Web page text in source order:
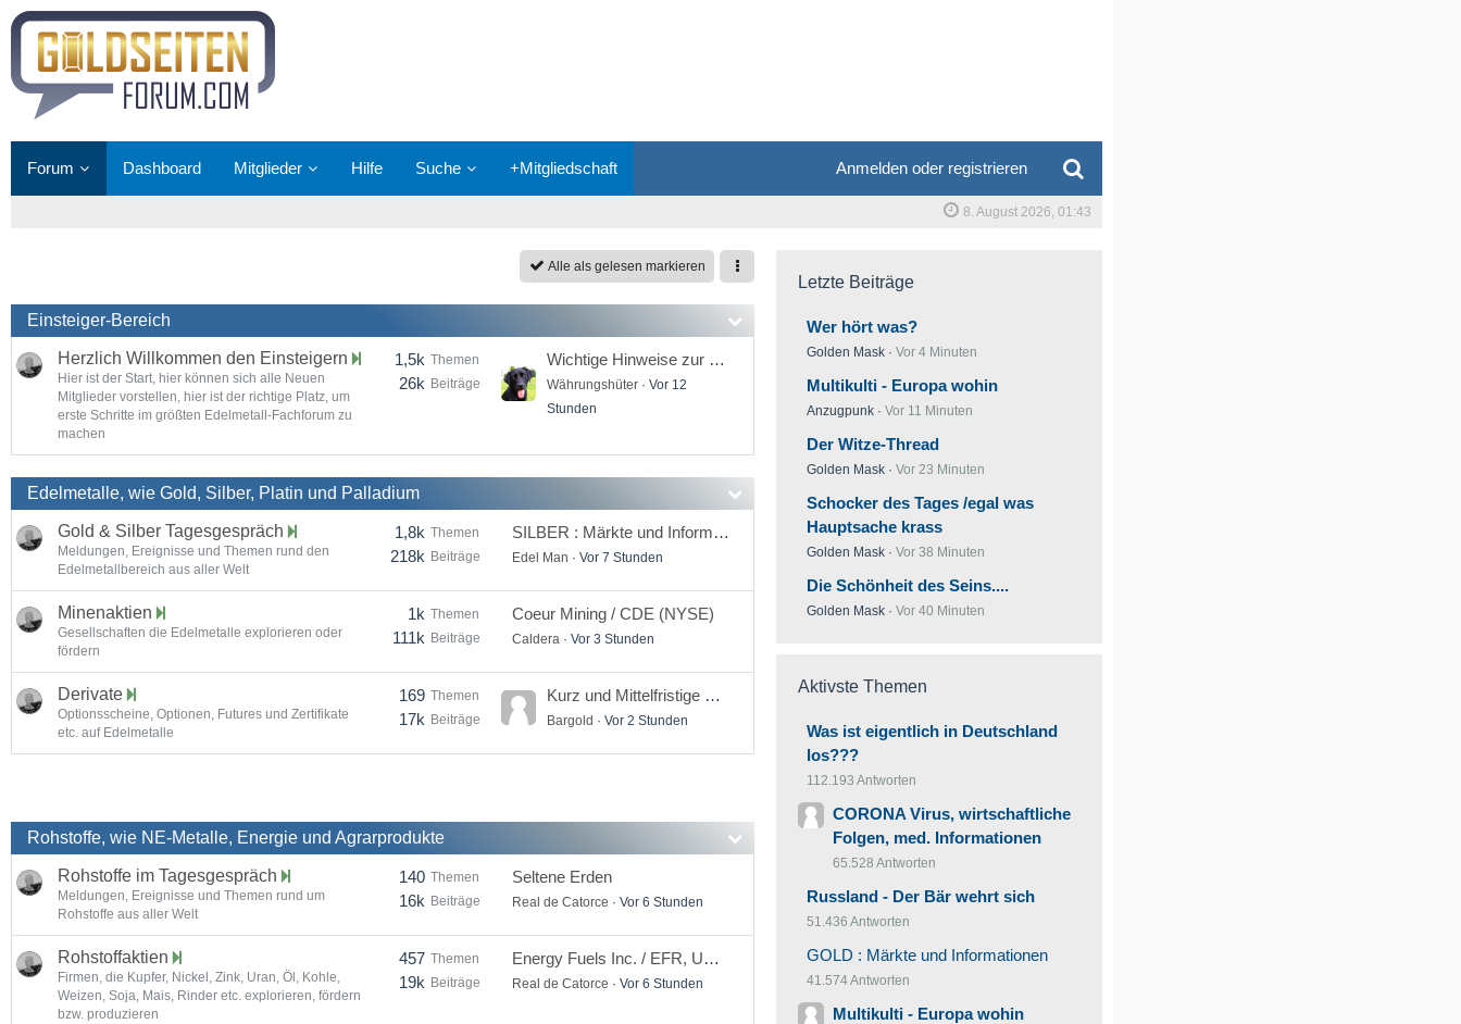
Forum Dashboard Mitglieder Hilfe Suche +Mitgliedschaft Anmelden oder registrieren
8. August 2026, 01:43
Alle als gelesen markieren
Einsteiger-Bereich
Herzlich Willkommen den Einsteigern
Hier ist der Start, hier können sich alle Neuen
Mitglieder vorstellen, hier ist der richtige Platz, um
erste Schritte im größten Edelmetall-Fachforum zu
machen
Themen
1,5k
Beiträge
26k
Wichtige Hinweise zur Freischaltung neuer Mitglieder - Bitte dringend beachten!
Währungshüter
Vor 12
Stunden
Edelmetalle, wie Gold, Silber, Platin und Palladium
Gold & Silber Tagesgespräch
Meldungen, Ereignisse und Themen rund den
Edelmetallbereich aus aller Welt
Themen
1,8k
Beiträge
218k
SILBER : Märkte und Informationen
Edel Man Vor 7 Stunden
Minenaktien
Gesellschaften die Edelmetalle explorieren oder
fördern
Themen
1k
Beiträge
111k
Coeur Mining / CDE (NYSE)
Caldera Vor 3 Stunden
Derivate
Optionsscheine, Optionen, Futures und Zertifikate
etc. auf Edelmetalle
Themen
169
Beiträge
17k
Kurz und Mittelfristige Spekulationen
Bargold Vor 2 Stunden
Rohstoffe, wie NE-Metalle, Energie und Agrarprodukte
Rohstoffe im Tagesgespräch
Meldungen, Ereignisse und Themen rund um
Rohstoffe aus aller Welt
Themen
140
Beiträge
16k
Seltene Erden
Real de Catorce Vor 6 Stunden
Rohstoffaktien
Firmen, die Kupfer, Nickel, Zink, Uran, Öl, Kohle,
Weizen, Soja, Mais, Rinder etc. explorieren, fördern
bzw. produzieren
Themen
457
Beiträge
19k
Energy Fuels Inc. / EFR, UUUU (TSX, NYSE)
Real de Catorce Vor 6 Stunden
Letzte Beiträge
Wer hört was?
Golden Mask Vor 4 Minuten
Multikulti - Europa wohin
Anzugpunk Vor 11 Minuten
Der Witze-Thread
Golden Mask Vor 23 Minuten
Schocker des Tages /egal was
Hauptsache krass
Golden Mask Vor 38 Minuten
Die Schönheit des Seins....
Golden Mask Vor 40 Minuten
Aktivste Themen
Was ist eigentlich in Deutschland
los???
112.193 Antworten
CORONA Virus, wirtschaftliche
Folgen, med. Informationen
65.528 Antworten
Russland - Der Bär wehrt sich
51.436 Antworten
GOLD : Märkte und Informationen
41.574 Antworten
Multikulti - Europa wohin